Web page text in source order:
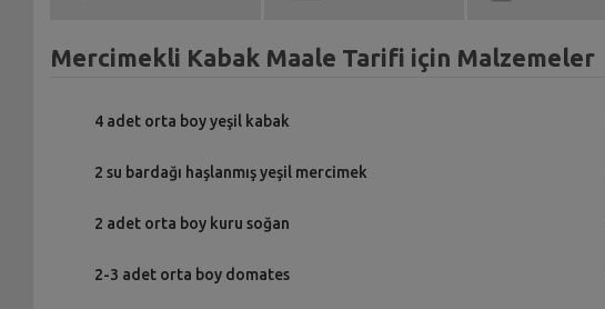
Mercimekli Kabak Maale Tarifi için Malzemeler
4 adet orta boy yeşil kabak
2 su bardağı haşlanmış yeşil mercimek
2 adet orta boy kuru soğan
2-3 adet orta boy domates